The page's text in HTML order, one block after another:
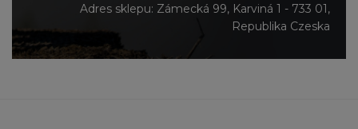
Adres sklepu: Zámecká 99, Karviná 1 - 733 01,
Republika Czeska